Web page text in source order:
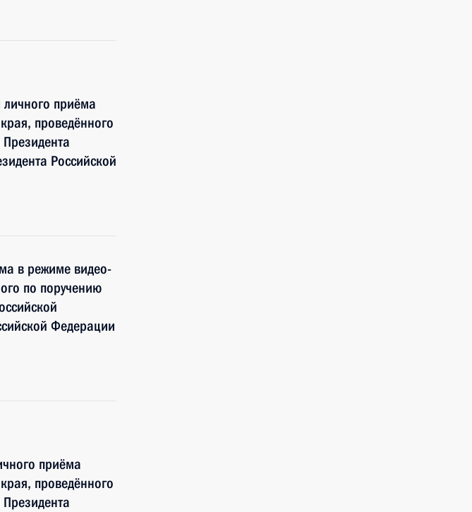
личного приёма
проведённого
Российской
в режиме видео-
по поручению
Федерации
приёма
проведённого